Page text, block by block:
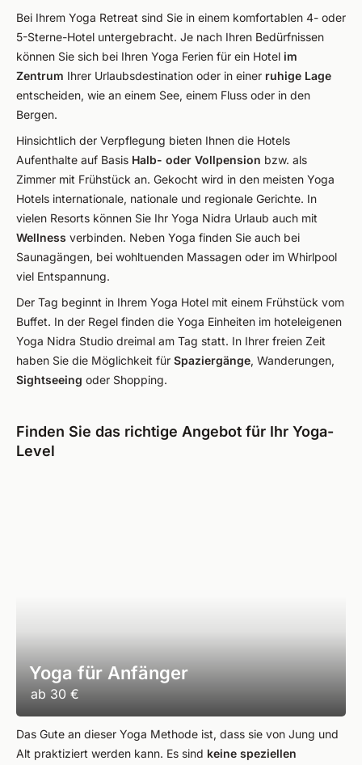
Bei Ihrem Yoga Retreat sind Sie in einem komfortablen 4- oder
5-Sterne-Hotel untergebracht. Je nach Ihren Bedürfnissen
können Sie sich bei Ihren Yoga Ferien für ein Hotel im
Zentrum Ihrer Urlaubsdestination oder in einer ruhige Lage
entscheiden, wie an einem See, einem Fluss oder in den
Bergen.
Hinsichtlich der Verpflegung bieten Ihnen die Hotels
Aufenthalte auf Basis Halb- oder Vollpension bzw. als
Zimmer mit Frühstück an. Gekocht wird in den meisten Yoga
Hotels internationale, nationale und regionale Gerichte. In
vielen Resorts können Sie Ihr Yoga Nidra Urlaub auch mit
Wellness verbinden. Neben Yoga finden Sie auch bei
Saunagängen, bei wohltuenden Massagen oder im Whirlpool
viel Entspannung.
Der Tag beginnt in Ihrem Yoga Hotel mit einem Frühstück vom
Buffet. In der Regel finden die Yoga Einheiten im hoteleigenen
Yoga Nidra Studio dreimal am Tag statt. In Ihrer freien Zeit
haben Sie die Möglichkeit für Spaziergänge, Wanderungen,
Sightseeing oder Shopping.
Finden Sie das richtige Angebot für Ihr Yoga-
Level
Yoga für Anfänger
ab 30 €
Das Gute an dieser Yoga Methode ist, dass sie von Jung und
Alt praktiziert werden kann. Es sind keine speziellen